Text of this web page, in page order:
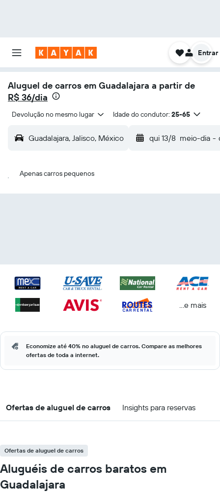
Entrar
Aluguel de carros em Guadalajara a partir de
R$ 36/dia
Devolução no mesmo lugar Idade do condutor: 25-65
Guadalajara, Jalisco, México qui 13/8 meio-dia -
Apenas carros pequenos
...e mais
Economize até 40% no aluguel de carros. Compare as melhores
ofertas de toda a internet.
Ofertas de aluguel de carros Insights para reservas
Ofertas de aluguel de carros
Aluguéis de carros baratos em
Guadalajara